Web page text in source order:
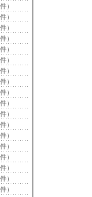
）
）
）
）
）
）
）
）
）
）
）
）
）
）
）
）
）
）